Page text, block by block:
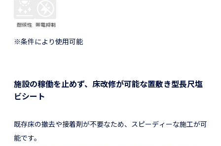
※条件により使用可能
施設の稼働を止めず、床改修が可能な置敷き型長尺塩
ビシート
既存床の撤去や接着剤が不要なため、スピーディーな施工が可
能です。